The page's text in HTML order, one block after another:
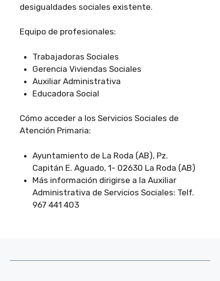
desigualdades sociales existente.
Equipo de profesionales:
Trabajadoras Sociales
Gerencia Viviendas Sociales
Auxiliar Administrativa
Educadora Social
Cómo acceder a los Servicios Sociales de
Atención Primaria:
Ayuntamiento de La Roda (AB), Pz.
Capitán E. Aguado, 1- 02630 La Roda (AB)
Más información dirigirse a la Auxiliar
Administrativa de Servicios Sociales: Telf.
967 441 403